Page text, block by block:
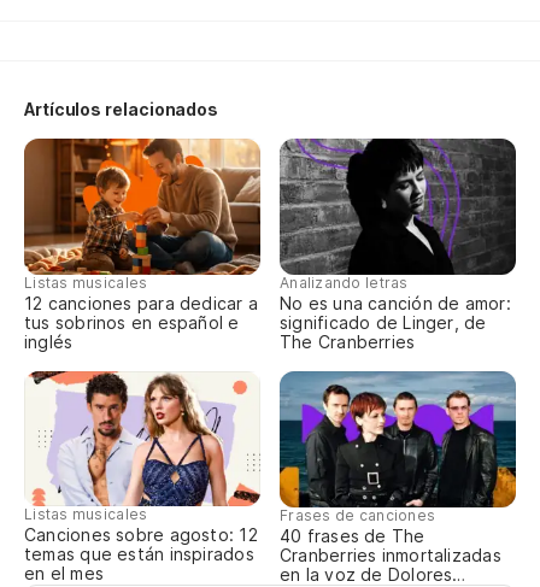
Artículos relacionados
Listas musicales
12 canciones para dedicar a
tus sobrinos en español e
inglés
Analizando letras
No es una canción de amor:
significado de Linger, de
The Cranberries
Listas musicales
Canciones sobre agosto: 12
temas que están inspirados
en el mes
Frases de canciones
40 frases de The
Cranberries inmortalizadas
en la voz de Dolores